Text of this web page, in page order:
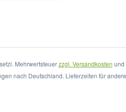
Mehrwertsteuerzzgl. Versandkosten und
nach Deutschland. Lieferzeiten für